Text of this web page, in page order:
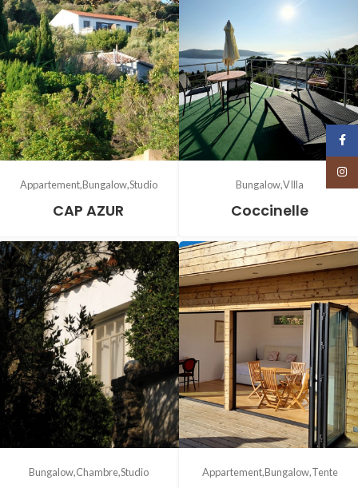
Appartement Bungalow Studio
CAP AZUR
BungalowVIlla
Coccinelle
Bungalow Chambre Studio Appartement Bungalow Tente